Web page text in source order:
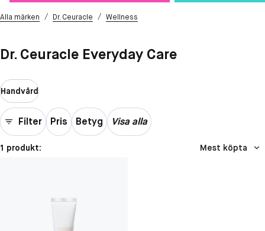
Alla märken / Dr. Ceuracle / Wellness
Dr. Ceuracle Everyday Care
Handvård
Filter Pris Betyg Visa alla
1 produkt: Mest köpta